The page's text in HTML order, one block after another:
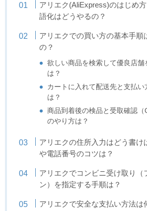
アリエク(AliExpress)のはじめ
語化はどうやるの？
アリエクでの買い方の基本手順
の？
欲しい商品を検索して優良店舗
は？
カートに入れて配送先と支払い
は？
商品到着後の検品と受取確認（
のやり方は？
アリエクの住所入力はどう書け
や電話番号のコツは？
アリエクでコンビニ受け取り（
ン）を指定する手順は？
アリエクで安全な支払い方法は